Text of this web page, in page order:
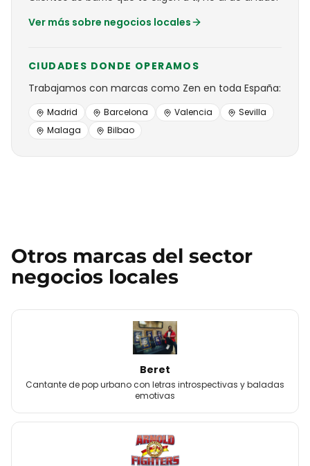
Ver más sobre negocios locales
CIUDADES DONDE OPERAMOS
Trabajamos con marcas como Zen en toda España:
Madrid Barcelona Valencia
Sevilla
Malaga
Bilbao
Otros marcas del sector
negocios locales
Beret
Cantante de pop urbano con letras introspectivas y baladas
emotivas